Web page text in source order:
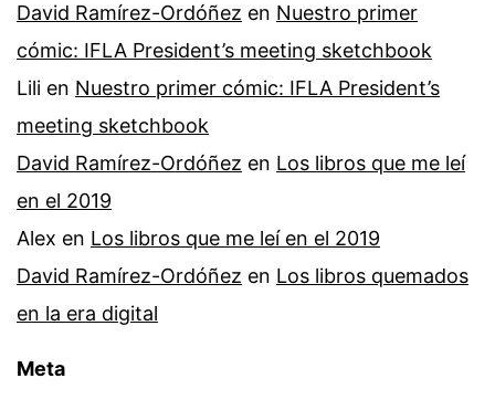
David Ramírez-Ordóñez en Nuestro primer
cómic: IFLA President’s meeting sketchbook
Lili en Nuestro primer cómic: IFLA President’s
meeting sketchbook
David Ramírez-Ordóñez en Los libros que me leí
en el 2019
Alex en Los libros que me leí en el 2019
David Ramírez-Ordóñez en Los libros quemados
en la era digital
Meta